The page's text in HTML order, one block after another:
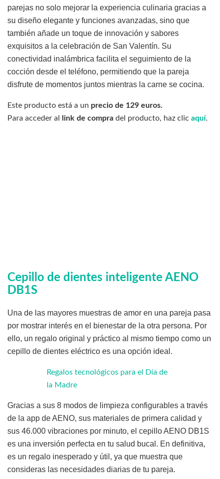
parejas no solo mejorar la experiencia culinaria gracias a
su diseño elegante y funciones avanzadas, sino que
también añade un toque de innovación y sabores
exquisitos a la celebración de San Valentín. Su
conectividad inalámbrica facilita el seguimiento de la
cocción desde el teléfono, permitiendo que la pareja
disfrute de momentos juntos mientras la carne se cocina.
Este producto está a un precio de 129 euros.
Para acceder al
link de compra del producto, haz clic aquí.
Cepillo de dientes inteligente AENO
DB1S
Una de las mayores muestras de amor en una pareja pasa
por mostrar interés en el bienestar de la otra persona. Por
ello, un regalo original y práctico al mismo tiempo como un
cepillo de dientes eléctrico es una opción ideal.
Regalos tecnológicos para el Día de
la Madre
Gracias a sus 8 modos de limpieza configurables a través
de la app de AENO, sus materiales de primera calidad y
sus 46.000 vibraciones por minuto, el cepillo AENO DB1S
es una inversión perfecta en tu salud bucal. En definitiva,
es un regalo inesperado y útil, ya que muestra que
consideras las necesidades diarias de tu pareja.